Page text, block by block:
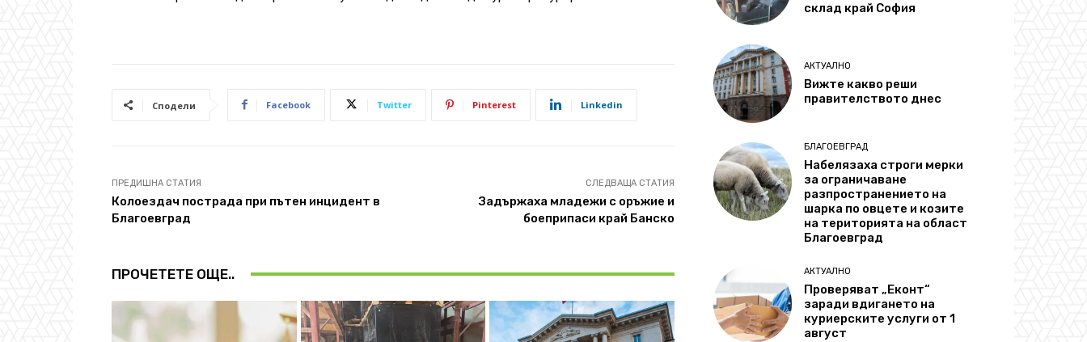
Сподели Facebook Twitter Pinterest Linkedin
ПРЕДИШНА СТАТИЯ
Колоездач пострада при пътен инцидент в
Благоевград
СЛЕДВАЩА СТАТИЯ
Задържаха младежи с оръжие и
боеприпаси край Банско
ПРОЧЕТЕТЕ ОЩЕ..
склад край София
АКТУАЛНО
Вижте какво реши
правителството днес
БЛАГОЕВГРАД
Набелязаха строги мерки
за ограничаване
разпространението на
шарка по овцете и козите
на територията на област
Благоевград
АКТУАЛНО
Проверяват „Еконт“
заради вдигането на
куриерските услуги от 1
август